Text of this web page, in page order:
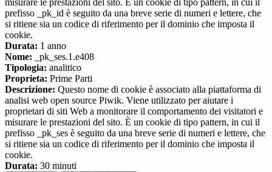
misurare le prestazioni del sito. È un cookie di tipo pattern, in cui il
prefisso _pk_id è seguito da una breve serie di numeri e lettere, che
si ritiene sia un codice di riferimento per il dominio che imposta il
cookie.
Durata: 1 anno
Nome: _pk_ses.1.e408
Tipologia: analitico
Proprieta: Prime Parti
Descrizione: Questo nome di cookie è associato alla piattaforma di
analisi web open source Piwik. Viene utilizzato per aiutare i
proprietari di siti Web a monitorare il comportamento dei visitatori e
misurare le prestazioni del sito. È un cookie di tipo pattern, in cui il
prefisso _pk_ses è seguito da una breve serie di numeri e lettere, che
si ritiene sia un codice di riferimento per il dominio che imposta il
cookie.
Durata: 30 minuti